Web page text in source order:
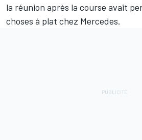
la réunion après la course avait
choses à plat chez Mercedes.